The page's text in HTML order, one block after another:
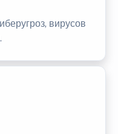
вирусов